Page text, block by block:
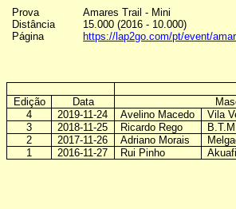
Prova
Amares Trail - Mini
Distância
15.000 (2016 - 10.000)
Página
https://lap2go.com/pt/event/
Edição
Data
4
2019-11-24 Avelino Macedo Vila
3
2018-11-25 Ricardo Rego
2
2017-11-26 Adriano Morais
1
2016-11-27 Rui Pinho